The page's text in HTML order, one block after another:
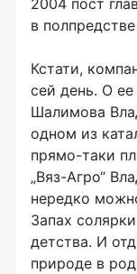
2004 пост
в
Кстати,
сей день. О
Шалимова
одном из
прямо-таки
„Вяз-Агро“
нередко
Запах
детства. И
природе в